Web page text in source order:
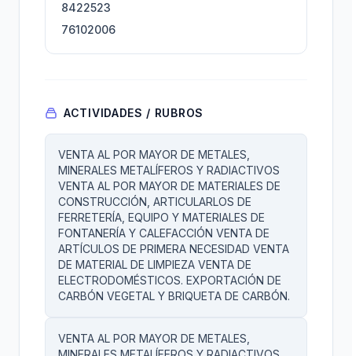
8422523
76102006
ACTIVIDADES / RUBROS
VENTA AL POR MAYOR DE METALES,
MINERALES METALÍFEROS Y RADIACTIVOS
VENTA AL POR MAYOR DE MATERIALES DE
CONSTRUCCIÓN, ARTICULARLOS DE
FERRETERÍA, EQUIPO Y MATERIALES DE
FONTANERÍA Y CALEFACCIÓN VENTA DE
ARTÍCULOS DE PRIMERA NECESIDAD VENTA
DE MATERIAL DE LIMPIEZA VENTA DE
ELECTRODOMÉSTICOS. EXPORTACIÓN DE
CARBÓN VEGETAL Y BRIQUETA DE CARBÓN.
VENTA AL POR MAYOR DE METALES,